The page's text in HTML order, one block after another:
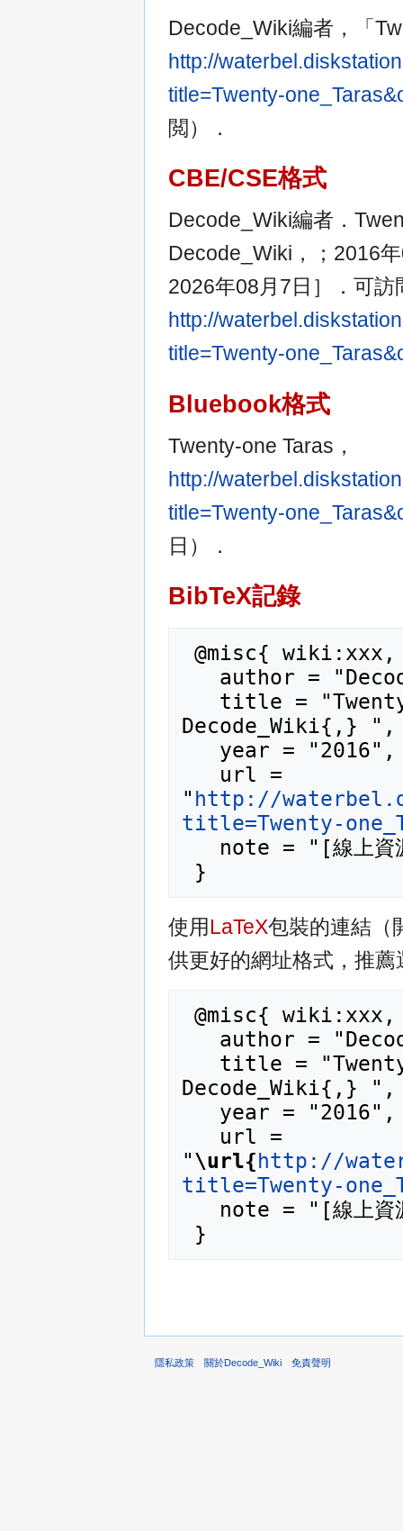
Decode_Wiki編者，「
http://
title=Twenty-
閲）．
CBE/CSE格式
Decode_Wiki編者．
Decode_Wiki，；2016
2026年08月7日］．可訪
http://
title=Twenty-
Bluebook格式
Twenty-one Taras，
http://
title=Twenty-
日）．
BibTeX記錄
Decode_Wiki{,} ",
" http://
title=Twenty-
使用LaTeX包裝的連結（
供更好的網址格式，推
Decode_Wiki{,} ",
"\url{http://
title=Twenty-
隱私政策 關於Decode_Wiki 免責聲明